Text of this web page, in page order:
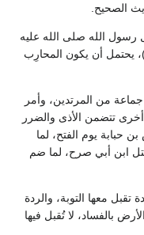
الصحيح.
رسول الله صلى الله عليه
يحتمل أن يكون المحارِب
من المرتدين، وأمر
تتضمن الأذى والضرر
حبابة يوم الفتح، لما
ابن أبي صرح، لما ضم
معها التوبة، والردة
بالفساد، لا تُقبل فيها